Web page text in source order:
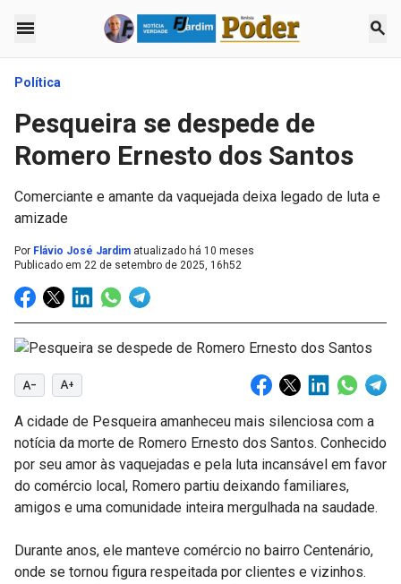
menu search
Política
Pesqueira se despede de
Romero Ernesto dos Santos
Comerciante e amante da vaquejada deixa legado de luta e
amizade
Por Flávio José Jardim atualizado há 10 meses
Publicado em 22 de setembro de 2025, 16h52
text_decrease text_increase
A cidade de Pesqueira amanheceu mais silenciosa com a
notícia da morte de Romero Ernesto dos Santos. Conhecido
por seu amor às vaquejadas e pela luta incansável em favor
do comércio local, Romero partiu deixando familiares,
amigos e uma comunidade inteira mergulhada na saudade.
Durante anos, ele manteve comércio no bairro Centenário,
onde se tornou figura respeitada por clientes e vizinhos.